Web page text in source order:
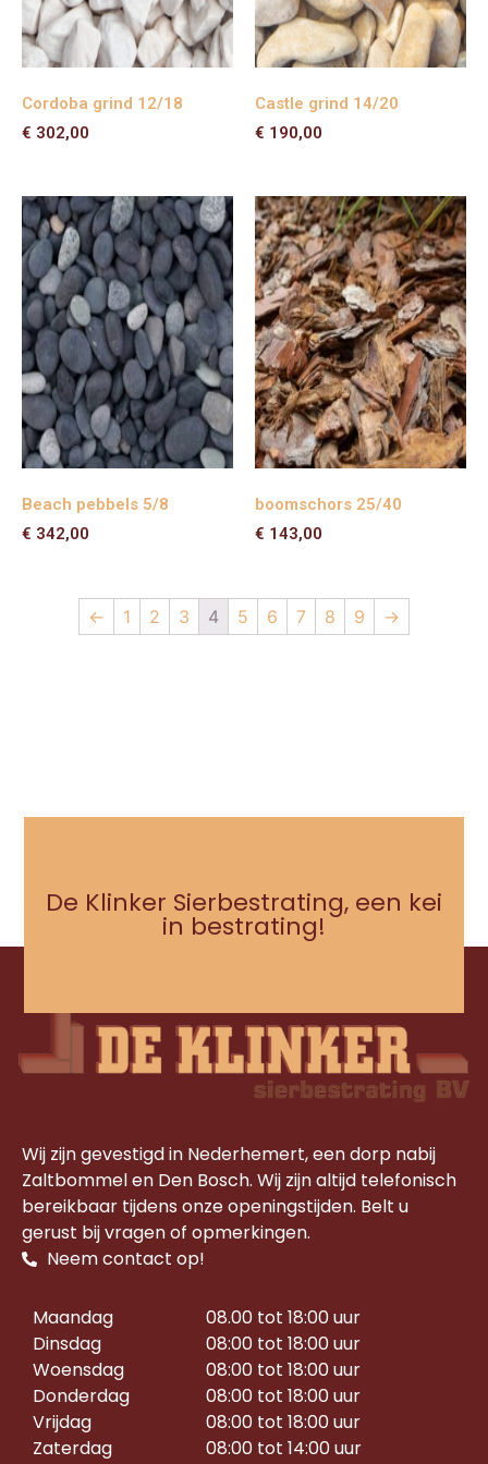
Cordoba grind 12/18
€ 302,00
Castle grind 14/20
€ 190,00
Beach pebbels 5/8
€ 342,00
boomschors 25/40
€ 143,00
← 1 2 3 4 5 6 7 8 9 →
De Klinker Sierbestrating, een kei
in bestrating!
Wij zijn gevestigd in Nederhemert, een dorp nabij
Zaltbommel en Den Bosch. Wij zijn altijd telefonisch
bereikbaar tijdens onze openingstijden. Belt u
gerust bij vragen of opmerkingen.
Neem contact op!
Maandag
Dinsdag
Woensdag
Donderdag
Vrijdag
Zaterdag
08.00 tot 18:00 uur
08:00 tot 18:00 uur
08:00 tot 18:00 uur
08:00 tot 18:00 uur
08:00 tot 18:00 uur
08:00 tot 14:00 uur